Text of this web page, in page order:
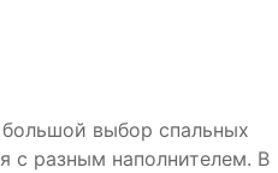
выбор спальных
с разным наполнителем. В